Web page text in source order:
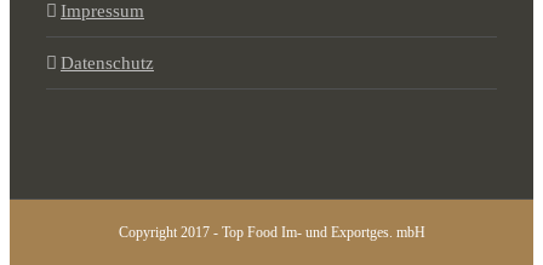
Impressum
Datenschutz
Copyright 2017 - Top Food Im- und Exportges. mbH